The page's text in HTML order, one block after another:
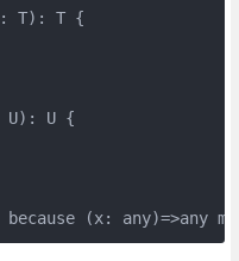
T): T {
U): U {